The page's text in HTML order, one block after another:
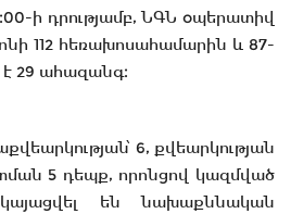
ի դրությամբ, ՆԳՆ օպերատիվ
112 հեռախոսահամարին և 87-
29 ահազանգ։
6, քվեարկության
5 դեպք, որոնցով կազմված
են նախաքննական